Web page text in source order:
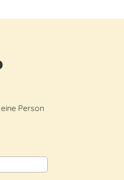
Person